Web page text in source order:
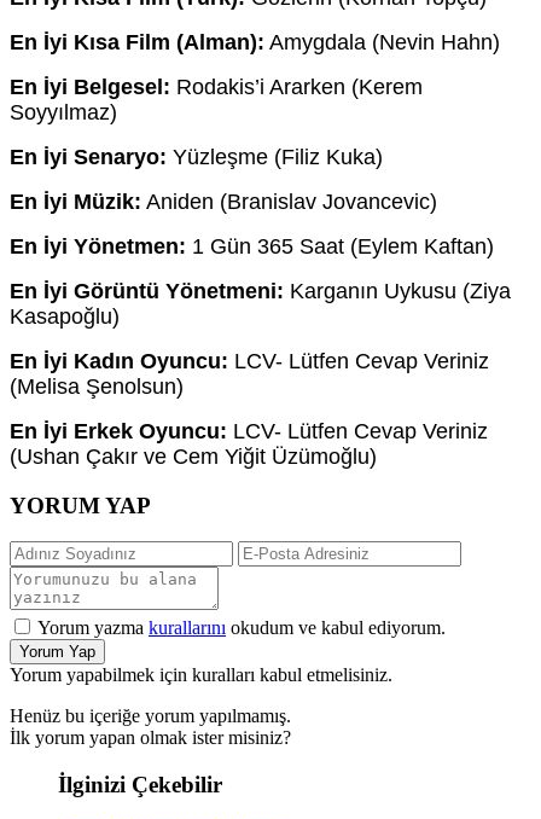
En İyi Kısa Film (Alman): Amygdala (Nevin Hahn)
En İyi Belgesel: Rodakis’i Ararken (Kerem
Soyyılmaz)
En İyi Senaryo: Yüzleşme (Filiz Kuka)
En İyi Müzik: Aniden (Branislav Jovancevic)
En İyi Yönetmen: 1 Gün 365 Saat (Eylem Kaftan)
En İyi Görüntü Yönetmeni: Karganın Uykusu (Ziya
Kasapoğlu)
En İyi Kadın Oyuncu: LCV- Lütfen Cevap Veriniz
(Melisa Şenolsun)
En İyi Erkek Oyuncu: LCV- Lütfen Cevap Veriniz
(Ushan Çakır ve Cem Yiğit Üzümoğlu)
YORUM YAP
Yorum yazma kurallarını okudum ve kabul ediyorum.
Yorum Yap
Yorum yapabilmek için kuralları kabul etmelisiniz.
Henüz bu içeriğe yorum yapılmamış.
İlk yorum yapan olmak ister misiniz?
İlginizi Çekebilir